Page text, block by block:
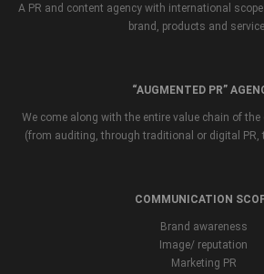
A PR and content agency with international
brand, products and
“AUGMENTED PR”
We come along with the entire value chain of
(from auditing, through traditional or digital PR,
COMMUNICATION
Brand awareness
Image/ reputation
Marketing PR